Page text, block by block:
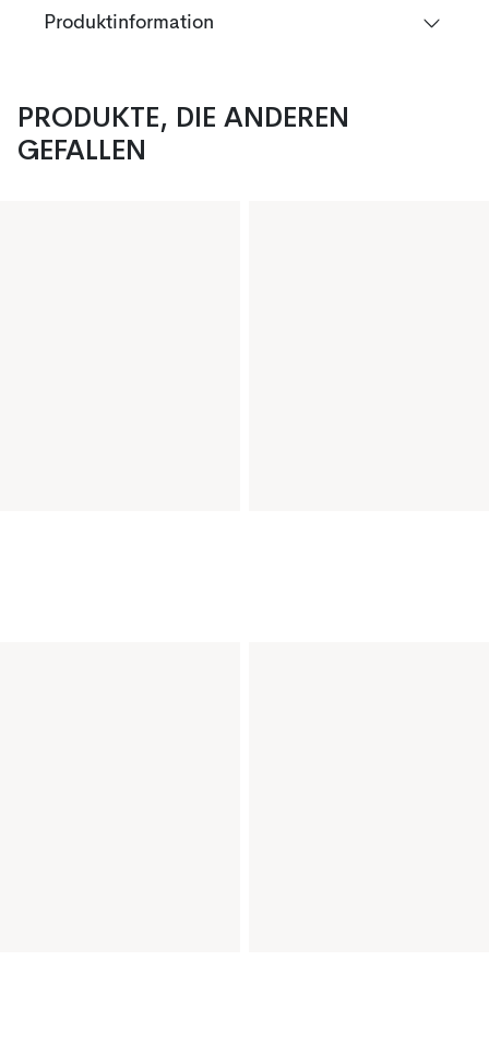
Produktinformation
PRODUKTE, DIE ANDEREN
GEFALLEN